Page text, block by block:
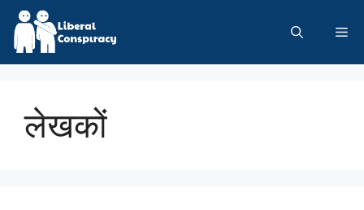
Skip
content
लेखकों